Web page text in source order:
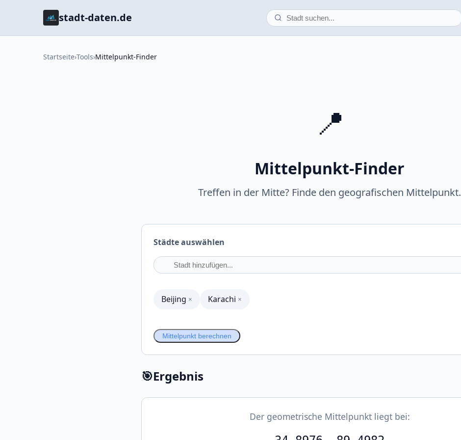
stadt-daten.de
Startseite›Tools›Mittelpunkt-Finder
📍
Mittelpunkt-Finder
Treffen in der Mitte? Finde den geografischen Mittelpunkt.
Städte auswählen
Beijing × Karachi ×
Mittelpunkt berechnen
🎯Ergebnis
Der geometrische Mittelpunkt liegt bei: